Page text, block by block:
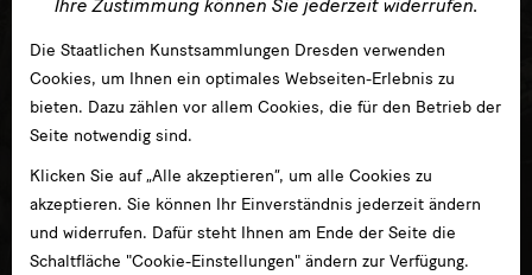
Ihre Zustimmung können Sie jederzeit widerrufen.
Die Staatlichen Kunstsammlungen Dresden verwenden
Cookies, um Ihnen ein optimales Webseiten-Erlebnis zu
bieten. Dazu zählen vor allem Cookies, die für den Betrieb der
Seite notwendig sind.
Klicken Sie auf „Alle akzeptieren“, um alle Cookies zu
akzeptieren. Sie können Ihr Einverständnis jederzeit ändern
und widerrufen. Dafür steht Ihnen am Ende der Seite die
Schaltfläche "Cookie-Einstellungen" ändern zur Verfügung.